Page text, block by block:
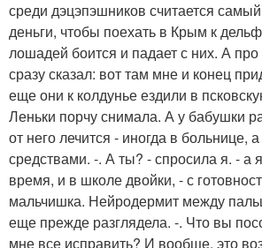
среди дэцэпэшников считается
деньги, чтобы поехать в Крым к
лошадей боится и падает с них. А
сразу сказал: вот там мне и конец
еще они к колдунье ездили в
Леньки порчу снимала. А у бабушки
от него лечится - иногда в больнице,
средствами. -. А ты? - спросила я. - а
время, и в школе двойки, - с
мальчишка. Нейродермит между
еще прежде разглядела. -. Что вы
мне все исправить? И вообще, это